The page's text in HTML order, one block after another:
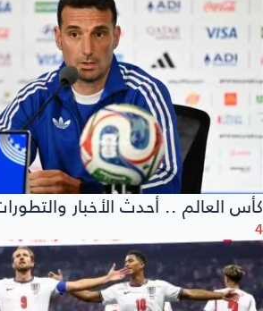
كأس العالم .. أحدث الأخبار
4